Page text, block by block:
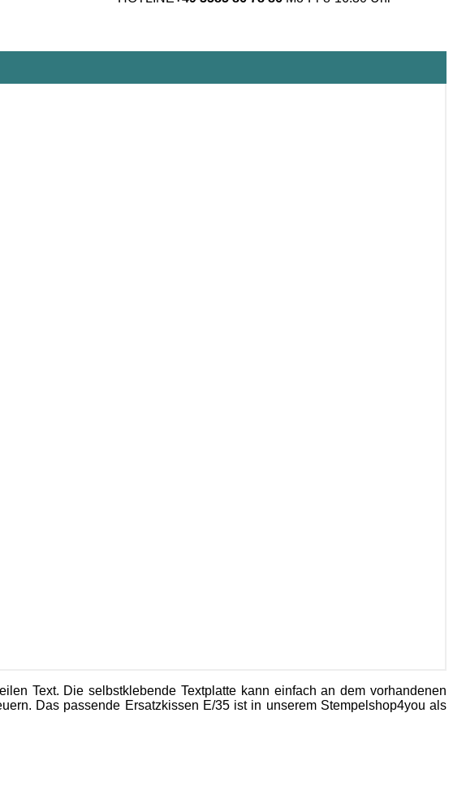
Text. Die selbstklebende Textplatte kann einfach an dem vorhandenen
Das passende Ersatzkissen E/35 ist in unserem Stempelshop4you als